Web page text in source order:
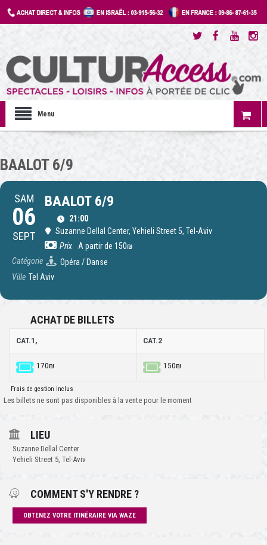
Menu
BAALOT 6/9
SAM
06
SEPT
BAALOT 6/9
21:00
Suzanne Dellal Center, Yehieli Street 5, Tel-Aviv
Prix
A partir de 150₪
Catégorie
Opéra / Danse
Ville Tel Aviv
ACHAT DE BILLETS
CAT.1, CAT.2
170₪ 150₪
Frais de gestion inclus
Les billets ne sont pas disponibles à la vente pour le moment
LIEU
Suzanne Dellal Center
Yehieli Street 5, Tel-Aviv
COMMENT S'Y RENDRE ?
OBTENEZ VOTRE ITINÉRAIRE VIA WAZE